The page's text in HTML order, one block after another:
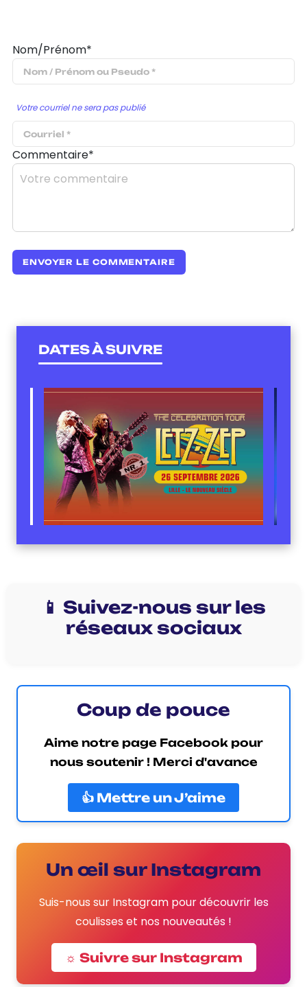
Nom/Prénom*
Votre courriel ne sera pas publié
Commentaire*
DATES À SUIVRE
📱 Suivez-nous sur les
réseaux sociaux
Coup de pouce
Aime notre page Facebook pour
nous soutenir ! Merci d'avance
👍 Mettre un J’aime
Un œil sur Instagram
Suis-nous sur Instagram pour découvrir les
coulisses et nos nouveautés !
☼ Suivre sur Instagram